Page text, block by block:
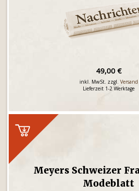
49,00 €
inkl. MwSt. zzgl. Versand
Lieferzeit 1-2 Werktage
Meyers Schweizer
Modeblatt